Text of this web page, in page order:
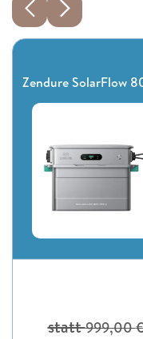
Zendure SolarFlow
statt999,00